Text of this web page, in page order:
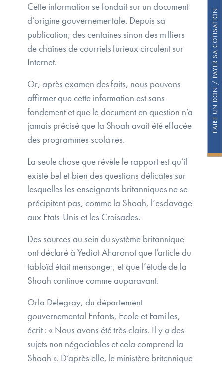
FAIRE UN DON / PAYER SA COTISATION
Cette information se fondait sur un document
d’origine gouvernementale. Depuis sa
publication, des centaines sinon des milliers
de chaînes de courriels furieux circulent sur
Internet.
Or, après examen des faits, nous pouvons
affirmer que cette information est sans
fondement et que le document en question n’a
jamais précisé que la Shoah avait été effacée
des programmes scolaires.
La seule chose que révèle le rapport est qu’il
existe bel et bien des questions délicates sur
lesquelles les enseignants britanniques ne se
précipitent pas, comme la Shoah, l’esclavage
aux Etats-Unis et les Croisades.
Des sources au sein du système britannique
ont déclaré à Yediot Aharonot que l’article du
tabloïd était mensonger, et que l’étude de la
Shoah continue comme auparavant.
Orla Delegray, du département
gouvernemental Enfants, Ecole et Familles,
écrit : « Nous avons été très clairs. Il y a des
sujets non négociables et cela comprend la
Shoah ». D’après elle, le ministère britannique